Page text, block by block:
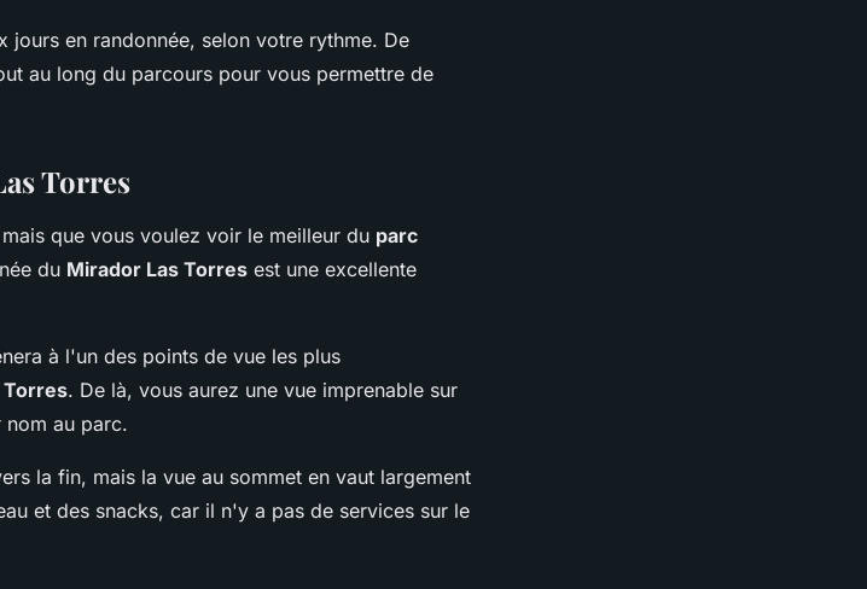
jours en randonnée, selon votre rythme. De
au long du parcours pour vous permettre de
Torres
que vous voulez voir le meilleur du parc
du Mirador Las Torres est une excellente
à l'un des points de vue les plus
Torres. De là, vous aurez une vue imprenable sur
au parc.
la fin, mais la vue au sommet en vaut largement
et des snacks, car il n'y a pas de services sur le